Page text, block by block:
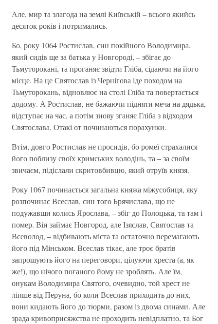
Але, мир та злагода на землі Київській – всього якийсь
десяток років і потримались.
Бо, року 1064 Ростислав, син покійного Володимира,
який сидів ще за батька у Новгороді, – збігає до
Тьмуторокані, та проганяє звідти Гліба, сідаючи на його
місце. На це Святослав із Чернігова іде походом на
Тьмуторокань, відновлює на столі Гліба та повертається
додому. А Ростислав, не бажаючи підняти меча на дядька,
відступає на час, а потім знову зганяє Гліба з відходом
Святослава. Отакі от починаються порахунки.
Втім, довго Ростислав не просидів, бо ромеї страхалися
його поблизу своїх кримських володінь, та – за своїм
звичаєм, підіслали скритовбивцю, який отруїв князя.
Року 1067 починається загальна княжа міжусобиця, яку
розпочинає Всеслав, син того Брячислава, що не
подужавши колись Ярослава, – збіг до Полоцька, та там і
помер. Він займає Новгород, але Ізяслав, Святослав та
Всеволод, – відбивають міста та остаточно перемагають
його під Мінськом. Всеслав тікає, але троє братів
запрошують його на переговори, цілуючи хреста (а, як
же!), що нічого поганого йому не зроблять. Але їм,
онукам Володимира Святого, очевидно, той хрест не
ліпше від Перуна, бо коли Всеслав приходить до них,
вони кидають його до тюрми, разом із двома синами. Але
зрада кривоприсяжства не проходить невідплатно, та Бог